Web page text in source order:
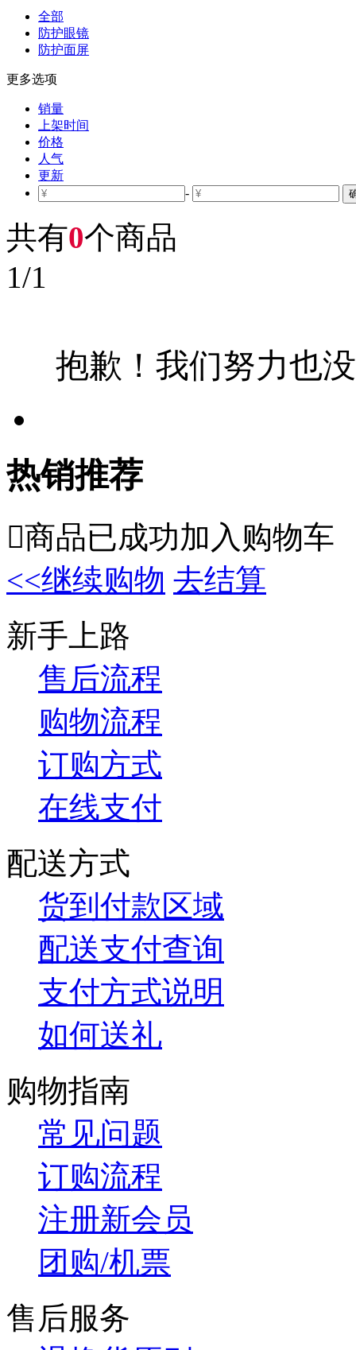
全部
防护眼镜
防护面屏
更多选项
销量
上架时间
价格
人气
更新
-
共有0个商品
1/1
抱歉！我们努力也
热销推荐
商品已成功加入购物车
<<继续购物 去结算
新手上路
售后流程
购物流程
订购方式
在线支付
配送方式
货到付款区域
配送支付查询
支付方式说明
如何送礼
购物指南
常见问题
订购流程
注册新会员
团购/机票
售后服务